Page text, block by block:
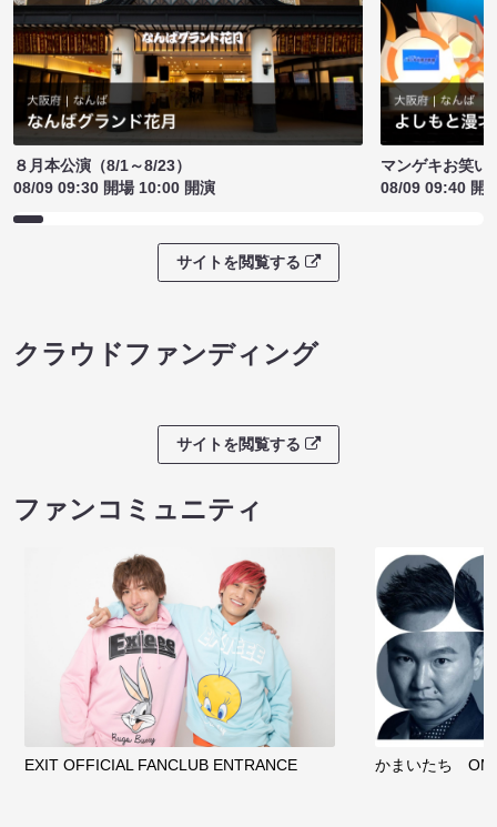
８月本公演（8/1～8/23）
08/09 09:30 開場 10:00 開演
マンゲキお笑い
08/09 09:40 開
サイトを閲覧する
クラウドファンディング
サイトを閲覧する
ファンコミュニティ
EXIT OFFICIAL FANCLUB ENTRANCE かまいたち